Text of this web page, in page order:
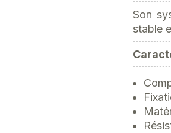
Son
stable